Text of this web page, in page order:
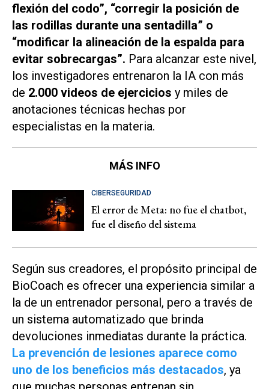
flexión del codo”, “corregir la posición de
las rodillas durante una sentadilla” o
“modificar la alineación de la espalda para
evitar sobrecargas”. Para alcanzar este nivel,
los investigadores entrenaron la IA con más
de 2.000 videos de ejercicios y miles de
anotaciones técnicas hechas por
especialistas en la materia.
MÁS INFO
CIBERSEGURIDAD
El error de Meta: no fue el chatbot,
fue el diseño del sistema
Según sus creadores, el propósito principal de
BioCoach es ofrecer una experiencia similar a
la de un entrenador personal, pero a través de
un sistema automatizado que brinda
devoluciones inmediatas durante la práctica.
La prevención de lesiones aparece como
uno de los beneficios más destacados, ya